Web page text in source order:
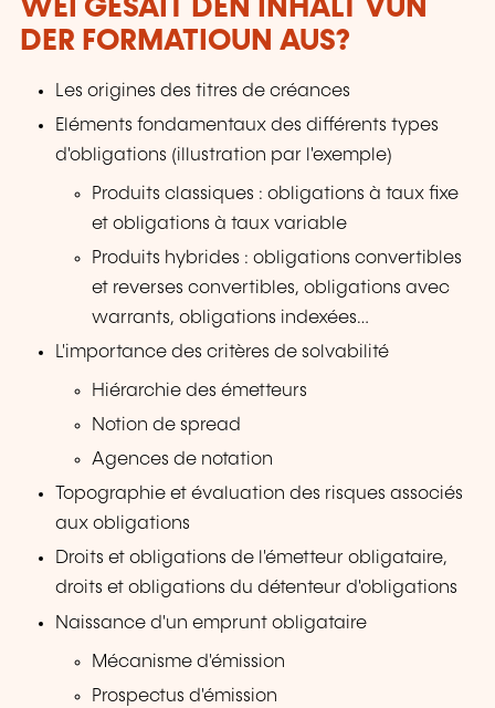
WÉI GESÄIT DEN INHALT VUN
DER FORMATIOUN AUS?
Les origines des titres de créances
Eléments fondamentaux des différents types
d'obligations (illustration par l'exemple)
Produits classiques : obligations à taux fixe
et obligations à taux variable
Produits hybrides : obligations convertibles
et reverses convertibles, obligations avec
warrants, obligations indexées…
L'importance des critères de solvabilité
Hiérarchie des émetteurs
Notion de spread
Agences de notation
Topographie et évaluation des risques associés
aux obligations
Droits et obligations de l'émetteur obligataire,
droits et obligations du détenteur d'obligations
Naissance d'un emprunt obligataire
Mécanisme d'émission
Prospectus d'émission